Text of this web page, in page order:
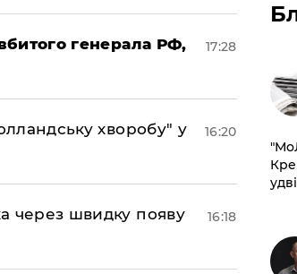
генерала РФ,
17:28
хворобу" у
16:20
через швидку появу
16:18